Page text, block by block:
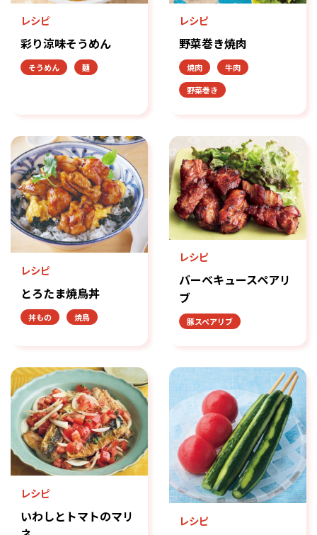
レシピ
彩り涼味そうめん
そうめん 麺
レシピ
野菜巻き焼肉
焼肉
牛肉
野菜巻き
レシピ
とろたま焼鳥丼
丼もの 焼鳥
レシピ
バーベキュースペアリ
ブ
豚スペアリブ
レシピ
いわしとトマトのマリ
レシピ